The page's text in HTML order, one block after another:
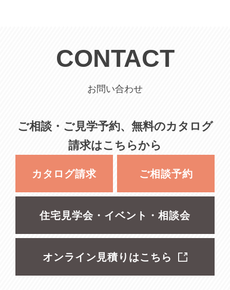
CONTACT
お問い合わせ
ご相談・ご見学予約、無料のカタログ
請求はこちらから
カタログ請求 ご相談予約
住宅見学会・イベント・相談会
オンライン見積りはこちら